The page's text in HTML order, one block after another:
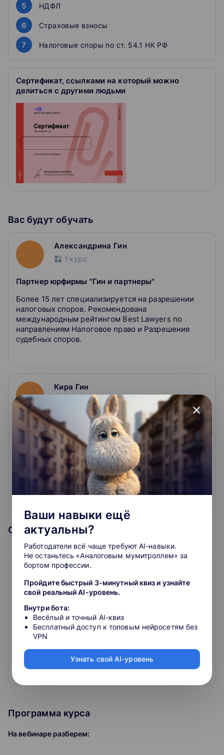
Смотрите выступление
Эксперт на примерах разбирает темы.
Задаете вопросы
Прямо в чате во время вебинара.
Можете пересмотреть материал, если нужно.
Скачиваете сертификат
Покажите работодателю, что подтянулись в теме.
5 НДФЛ
6 Страховые взносы
7 Налоговые споры по ст. 54.1 НК РФ
Сертификат, ссылками на который можно
делиться с другими людьми
Вас будут обучать
Александрина Гин
1 курс
Партнер юрфирмы "Гин и партнеры"
Более 15 лет специализируется на разрешении
налоговых споров. Рекомендована
международным рейтингом Best Lawyers по
направлениям Налоговое право и Разрешение
судебных споров.
Кира Гин
Управляющий партнер "Гин и партнеры". Более
20 лет специализируется на решении налоговых
и правовых задач бизнеса.
Рекомендована международным рейтингом Best
Lawyers по направлениям Налоговое право и
Разрешение судебных споров.
Образовательная организация
Центр обучения Клерк
Онлайн-курсы для бухгалтеров, официальное
повышение квалификации, вебинары, практикумы с
лучшими лекторами страны.
Только нужные темы: налоги, проверки, бухучёт,
налоговая оптимизация, кадры, право
Официальные удостоверения, курсы и мастер-
классы с лучшими лекторами страны и
Развернуть
Программа курса
На вебинаре разберем:
close
Ваши навыки ещё
актуальны?
Работодатели всё чаще требуют AI-навыки.
Не останьтесь «Аналоговым мумитроллем» за
бортом профессии.
Пройдите быстрый 3-минутный квиз и узнайте
свой реальный AI-уровень.
Внутри бота:
Весёлый и точный AI-квиз
Бесплатный доступ к топовым нейросетям без
VPN
Узнать свой AI-уровень